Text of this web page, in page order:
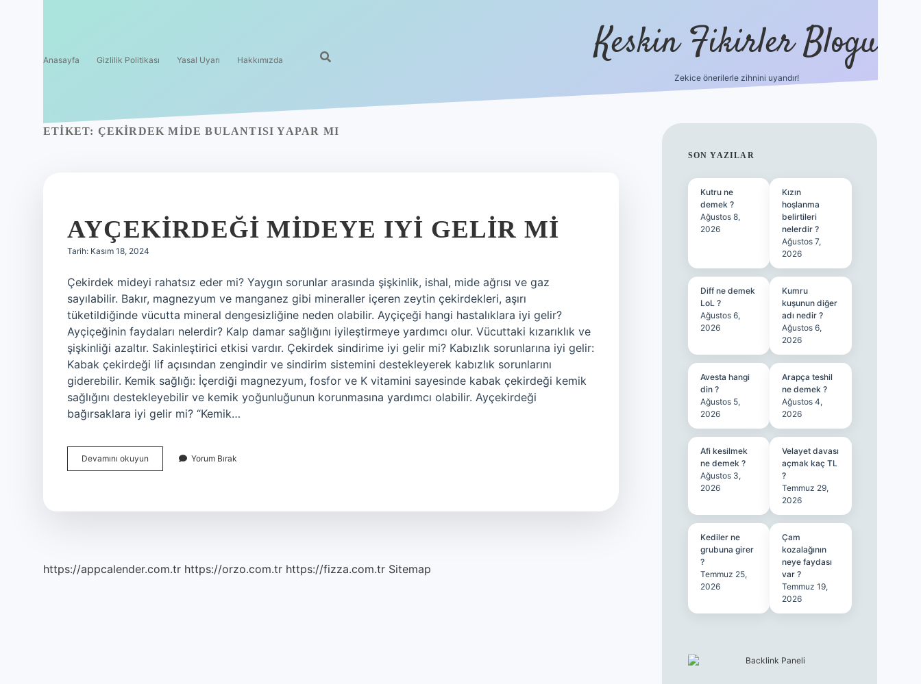
Anasayfa Gizlilik Politikası Yasal Uyarı Hakkımızda Keskin Fikirler Blogu
Zekice önerilerle zihnini uyandır!
ETIKET: ÇEKIRDEK MIDE BULANTISI YAPAR MI
AYÇEKIRDEĞI MIDEYE IYI GELIR MI
Tarih: Kasım 18, 2024
Çekirdek mideyi rahatsız eder mi? Yaygın sorunlar arasında şişkinlik, ishal, mide ağrısı ve gaz
sayılabilir. Bakır, magnezyum ve manganez gibi mineraller içeren zeytin çekirdekleri, aşırı
tüketildiğinde vücutta mineral dengesizliğine neden olabilir. Ayçiçeği hangi hastalıklara iyi gelir?
Ayçiçeğinin faydaları nelerdir? Kalp damar sağlığını iyileştirmeye yardımcı olur. Vücuttaki kızarıklık ve
şişkinliği azaltır. Sakinleştirici etkisi vardır. Çekirdek sindirime iyi gelir mi? Kabızlık sorunlarına iyi gelir:
Kabak çekirdeği lif açısından zengindir ve sindirim sistemini destekleyerek kabızlık sorunlarını
giderebilir. Kemik sağlığı: İçerdiği magnezyum, fosfor ve K vitamini sayesinde kabak çekirdeği kemik
sağlığını destekleyebilir ve kemik yoğunluğunun korunmasına yardımcı olabilir. Ayçekirdeği
bağırsaklara iyi gelir mi? “Kemik…
Devamını okuyun Ayçekirdeği
Mideye
Yorum Bırak
https://appcalender.com.tr https://orzo.com.tr https://fizza.com.tr Sitemap
SIDEBAR
SON YAZILAR
Kutru ne
demek ?
Ağustos 8,
2026
Kızın
hoşlanma
belirtileri
nelerdir ?
Ağustos 7,
2026
Diff ne demek
LoL ?
Ağustos 6,
2026
Kumru
kuşunun diğer
adı nedir ?
Ağustos 6,
2026
Avesta hangi
din ?
Ağustos 5,
2026
Arapça teshil
ne demek ?
Ağustos 4,
2026
Afi kesilmek
ne demek ?
Ağustos 3,
2026
Velayet davası
açmak kaç TL
?
Temmuz 29,
2026
Kediler ne
grubuna girer
?
Temmuz 25,
2026
Çam
kozalağının
neye faydası
var ?
Temmuz 19,
2026